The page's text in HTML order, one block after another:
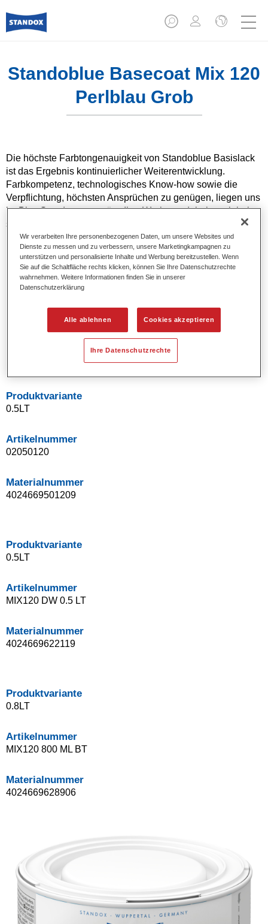
Standoblue Basecoat Mix 120
Perlblau Grob
Die höchste Farbtongenauigkeit von Standoblue Basislack
ist das Ergebnis kontinuierlicher Weiterentwicklung.
Farbkompetenz, technologisches Know-how sowie die
Verpflichtung, höchsten Ansprüchen zu genügen, liegen uns
im Blut. Standox unterstützt Ihre Werkstatt dabei, auch bei
speziellen Reparaturaufträgen und nicht alltäglichen
Farbtönen hervorragende Ergebnisse zu erzielen.
Produktmerkmale
Uni- und Spezialeffekt-Farbtöne.
Ausgezeichnete Farbtongenauigkeit.
Ausgezeichnetes Deckvermögen.
Ermöglicht Reparaturlackierungen ohne Übergänge.
Hervorragend zur Beilackierung geeignet.
Kann gehärtet werden.
Effiziente Lackierung in einem Arbeitsgang.
Produktvariante
0.5LT
Artikelnummer
02050120
Materialnummer
4024669501209
Produktvariante
0.5LT
Artikelnummer
MIX120 DW 0.5 LT
Materialnummer
4024669622119
Produktvariante
0.8LT
Artikelnummer
MIX120 800 ML BT
Materialnummer
4024669628906
Wir verarbeiten Ihre personenbezogenen Daten, um unsere Websites und
Dienste zu messen und zu verbessern, unsere Marketingkampagnen zu
unterstützen und personalisierte Inhalte und Werbung bereitzustellen. Wenn
Sie auf die Schaltfläche rechts klicken, können Sie Ihre Datenschutzrechte
wahrnehmen. Weitere Informationen finden Sie in unserer
Datenschutzerklärung
Alle ablehnen Cookies akzeptieren
Ihre Datenschutzrechte